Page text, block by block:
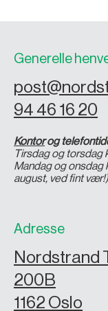
Generelle
94 46 16 20
Kontorog
Tirsdag og torsdag
Mandag og onsdag
august, ved fint vær!)
Adresse
Nordstrand
200B
1162 Oslo